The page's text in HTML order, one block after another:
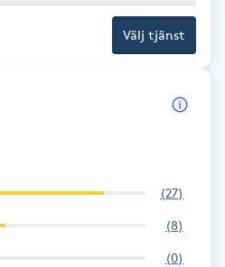
Välj tjänst
(27)
(8)
(0)